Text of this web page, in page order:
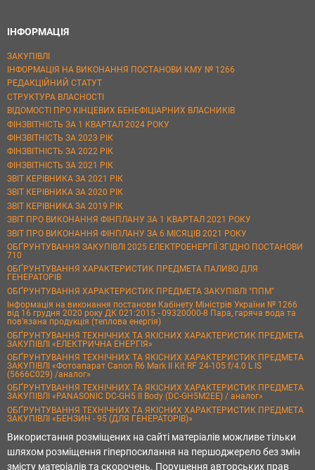
ІНФОРМАЦІЯ
ЗАКУПІВЛІ
ІНФОРМАЦІЯ НА ВИКОНАННЯ ПОСТАНОВИ КМУ № 1266
РЕДАКЦІЙНИЙ СТАТУТ
СТРУКТУРА ВЛАСНОСТІ
ВІДОМОСТІ ПРО КІНЦЕВИХ БЕНЕФІЦІАРНИХ ВЛАСНИКІВ
ФІНЗВІТНІСТЬ ЗА 1 КВАРТАЛ 2024 РОКУ
ФІНЗВІТНІСТЬ ЗА 2023 РІК
ФІНЗВІТНІСТЬ ЗА 2022 РІК
ФІНЗВІТНІСТЬ ЗА 2021 РІК
ЗВІТ КЕРІВНИКА ЗА 2021 РІК
ЗВІТ КЕРІВНИКА ЗА 2020 РІК
ЗВІТ КЕРІВНИКА ЗА 2019 РІК
ЗВІТ ПРО ВИКОНАННЯ ФІНПЛАНУ ЗА 1 КВАРТАЛ 2021 РОКУ
ЗВІТ ПРО ВИКОНАННЯ ФІНПЛАНУ ЗА 6 МІСЯЦІВ 2021 РОКУ
ОБҐРУНТУВАННЯ ЗАКУПІВЛІ 2025 ЕЛЕКТРОЕНЕРГІЇ ЗГІДНО ПОСТАНОВИ
710
ОБҐРУНТУВАННЯ ХАРАКТЕРИСТИК ПРЕДМЕТА ПАЛИВО ДЛЯ
ГЕНЕРАТОРІВ
ОБҐРУНТУВАННЯ ХАРАКТЕРИСТИК ПРЕДМЕТА ЗАКУПІВЛІ "ППМ"
Інформація на виконання постанови Кабінету Міністрів України № 1266
від 16 грудня 2020 року ДК 021:2015 - 09320000-8 Пара, гаряча вода та
пов’язана продукція (теплова енергія)
ОБҐРУНТУВАННЯ ТЕХНІЧНИХ ТА ЯКІСНИХ ХАРАКТЕРИСТИК ПРЕДМЕТА
ЗАКУПІВЛІ «ЕЛЕКТРИЧНА ЕНЕРГІЯ»
ОБҐРУНТУВАННЯ ТЕХНІЧНИХ ТА ЯКІСНИХ ХАРАКТЕРИСТИК ПРЕДМЕТА
ЗАКУПІВЛІ «Фотоапарат Canon R6 Mark II Kit RF 24-105 f/4.0 L IS
(5666C029) /аналог»
ОБҐРУНТУВАННЯ ТЕХНІЧНИХ ТА ЯКІСНИХ ХАРАКТЕРИСТИК ПРЕДМЕТА
ЗАКУПІВЛІ «PANASONIC DC-GH5 II Body (DC-GH5M2EE) / аналог»
ОБҐРУНТУВАННЯ ТЕХНІЧНИХ ТА ЯКІСНИХ ХАРАКТЕРИСТИК ПРЕДМЕТА
ЗАКУПІВЛІ «БЕНЗИН - 95 (ДЛЯ ГЕНЕРАТОРІВ)»
Використання розміщених на сайті матеріалів можливе тільки
шляхом розміщення гіперпосилання на першоджерело без змін
змісту матеріалів та скорочень. Порушення авторських прав